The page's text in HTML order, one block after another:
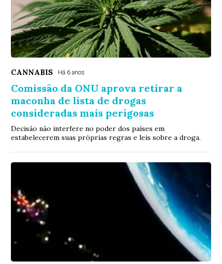
CANNABIS Há 6 anos
Comissão da ONU aprova retirar a
maconha de lista de drogas
consideradas mais perigosas
Decisão não interfere no poder dos países em
estabelecerem suas próprias regras e leis sobre a droga.